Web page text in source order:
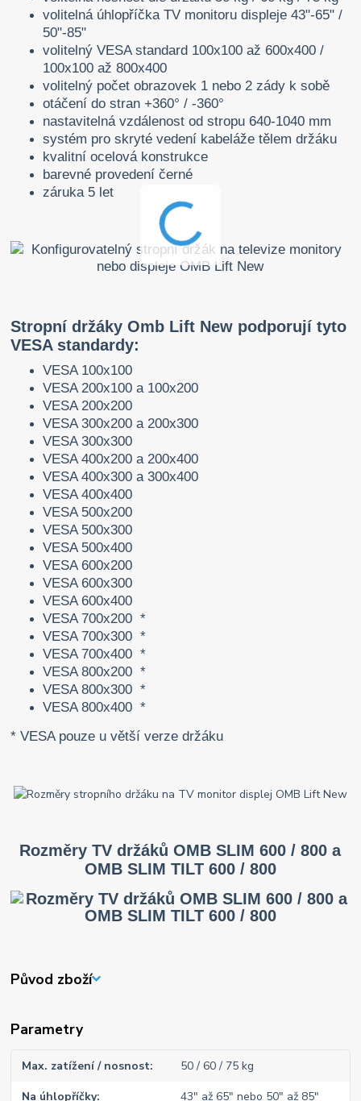
volitelná úhlopříčka TV monitoru displeje 43"-65" /
50"-85"
volitelný VESA standard 100x100 až 600x400 /
100x100 až 800x400
volitelný počet obrazovek 1 nebo 2 zády k sobě
otáčení do stran +360° / -360°
nastavitelná vzdálenost od stropu 640-1040 mm
systém pro skryté vedení kabeláže tělem držáku
kvalitní ocelová konstrukce
barevné provedení černé
záruka 5 let
Stropní držáky Omb Lift New podporují tyto
VESA standardy:
VESA 100x100
VESA 200x100 a 100x200
VESA 200x200
VESA 300x200 a 200x300
VESA 300x300
VESA 400x200 a 200x400
VESA 400x300 a 300x400
VESA 400x400
VESA 500x200
VESA 500x300
VESA 500x400
VESA 600x200
VESA 600x300
VESA 600x400
VESA 700x200 *
VESA 700x300 *
VESA 700x400 *
VESA 800x200 *
VESA 800x300 *
VESA 800x400 *
* VESA pouze u větší verze držáku
Rozměry TV držáků OMB SLIM 600 / 800 a
OMB SLIM TILT 600 / 800
Původ zboží
Parametry
Max. zatížení / nosnost 50 / 60 / 75 kg
Na úhlopříčky 43" až 65" nebo 50" až 85"